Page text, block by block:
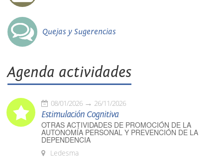
Quejas y Sugerencias
Agenda actividades
08/01/2026 26/11/2026
Estimulación Cognitiva
OTRAS ACTIVIDADES DE PROMOCIÓN DE LA
AUTONOMÍA PERSONAL Y PREVENCIÓN DE LA
DEPENDENCIA
Ledesma